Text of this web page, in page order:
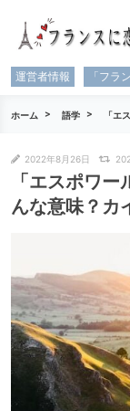
運営者情報 「フラ
ホーム 語学 「エ
2022年8月26日
「エスポワ
んな意味？カ